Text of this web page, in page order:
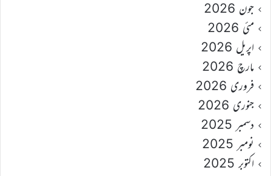
جون 2026
مئی 2026
اپریل 2026
مارچ 2026
فروری 2026
جنوری 2026
دسمبر 2025
نومبر 2025
اکتوبر 2025